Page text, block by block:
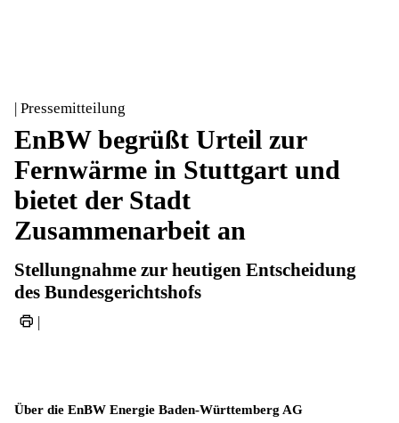
| Pressemitteilung
EnBW begrüßt Urteil zur
Fernwärme in Stuttgart und
bietet der Stadt
Zusammenarbeit an
Stellungnahme zur heutigen Entscheidung
des Bundesgerichtshofs
|
Über die EnBW Energie Baden-Württemberg AG